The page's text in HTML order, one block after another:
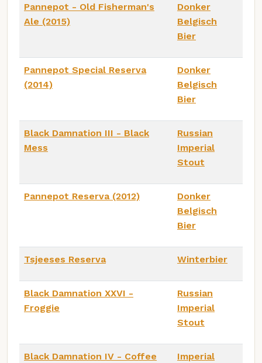
Pannepot - Old Fisherman's
Ale (2015)
Donker
Belgisch
Bier
Pannepot Special Reserva
(2014)
Donker
Belgisch
Bier
Black Damnation III - Black
Mess
Russian
Imperial
Stout
Pannepot Reserva (2012)
Donker
Belgisch
Bier
Tsjeeses Reserva Winterbier
Black Damnation XXVI -
Froggie
Russian
Imperial
Stout
Black Damnation IV - Coffee Imperial